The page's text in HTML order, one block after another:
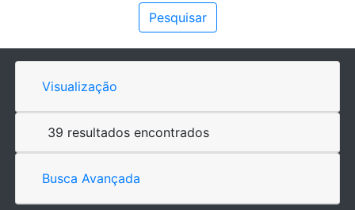
Pesquisar
Visualização
39 resultados encontrados
Busca Avançada